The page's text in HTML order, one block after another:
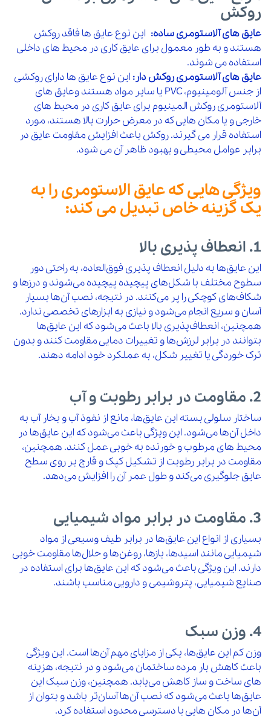
روکش
عایق های آلاستومری ساده:این نوع عایق ها فاقد روکش
هستند و به طور معمول برای عایق کاری در محیط های داخلی
استفاده می شوند.
عایق های آلاستومری روکش دار:این نوع عایق ها دارای روکشی
از جنس آلومینیوم، PVC یا سایر مواد هستند وعایق های
آلاستومری روکش المینیوم برای عایق کاری در محیط های
خارجی و یا مکان هایی که در معرض حرارت بالا هستند، مورد
استفاده قرار می گیرند. روکش باعث افزایش مقاومت عایق در
برابر عوامل محیطی و بهبود ظاهر آن می شود.
ویژگی هایی که عایق الاستومری را به
یک گزینه خاص تبدیل می کند:
1. انعطاف‌ پذیری بالا
این عایق‌ها به دلیل انعطاف‌ پذیری فوق‌العاده، به راحتی دور
سطوح مختلف با شکل‌های پیچیده پیچیده می‌شوند و درزها و
شکاف‌های کوچکی را پر می‌کنند. در نتیجه، نصب آن‌ها بسیار
آسان و سریع انجام می‌شود و نیازی به ابزارهای تخصصی ندارد.
همچنین، انعطاف‌پذیری بالا باعث می‌شود که این عایق‌ها
بتوانند در برابر لرزش‌ها و تغییرات دمایی مقاومت کنند و بدون
ترک خوردگی یا تغییر شکل، به عملکرد خود ادامه دهند.
2. مقاومت در برابر رطوبت و آب
ساختار سلولی بسته این عایق‌ها، مانع از نفوذ آب و بخار آب به
داخل آن‌ها می‌شود. این ویژگی باعث می‌شود که این عایق‌ها در
محیط‌ های مرطوب و خورنده به خوبی عمل کنند. همچنین،
مقاومت در برابر رطوبت از تشکیل کپک و قارچ بر روی سطح
عایق جلوگیری می‌کند و طول عمر آن را افزایش می‌دهد.
3. مقاومت در برابر مواد شیمیایی
بسیاری از انواع این عایق‌ها در برابر طیف وسیعی از مواد
شیمیایی مانند اسیدها، بازها، روغن‌ها و حلال‌ها مقاومت خوبی
دارند. این ویژگی باعث می‌شود که این عایق‌ها برای استفاده در
صنایع شیمیایی، پتروشیمی و دارویی مناسب باشند.
4. وزن سبک
وزن کم این عایق‌ها، یکی از مزایای مهم آن‌ها است. این ویژگی
باعث کاهش بار مرده ساختمان می‌شود و در نتیجه، هزینه‌
های ساخت و ساز کاهش می‌یابد. همچنین، وزن سبک این
عایق‌ها باعث می‌شود که نصب آن‌ها آسان‌تر باشد و بتوان از
آن‌ها در مکان‌ هایی با دسترسی محدود استفاده کرد.